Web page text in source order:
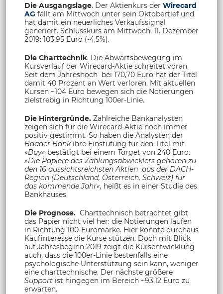
Die Ausgangslage. Der Aktienkurs der Wirecard
AG fällt am Mittwoch unter sein Oktobertief und
hat damit ein neuerliches Verkaufssignal
generiert. Schlusskurs am Mittwoch, 11. Dezember
2019: 103,95 Euro (-4,5%).
Die Charttechnik. Die Abwärtsbewegung im
Kursverlauf der Wirecard-Aktie schreitet voran.
Seit dem Jahreshoch bei 170,70 Euro hat der Titel
damit 40 Prozent an Wert verloren. Mit aktuellen
Kursen ~104 Euro bewegen sich die Notierungen
zielstrebig in Richtung 100er-Linie.
Die Hintergründe. Zahlreiche Bankanalysten
zeigen sich für die Wirecard-Aktie noch immer
positiv gestimmt. So haben die Analysten der
Baader Bank ihre Einstufung für den Titel mit
»Buy« bestätigt bei einem Target von 240 Euro.
»Die Papiere des Zahlungsabwicklers gehören zu
den 16 aussichtsreichstenAktien aus der DACH-
Region (Deutschland, Österreich, Schweiz) für
das kommende Jahr«, heißt es in einer Studie des
Bankhauses.
Die Prognose. Charttechnisch betrachtet gibt
das Papier nicht viel her: die Notierungen laufen
in Richtung 100-Euromarke. Hier könnte durchaus
Kaufinteresse die Kurse stützen. Doch mit Blick
auf Jahresbeginn 2019 zeigt die Kursentwicklung
auch, dass die 100er-Linie bestenfalls eine
psychologische Unterstützung sein kann, weniger
eine charttechnische. Der nächste größere
Support ist hingegen im Bereich ~93,12 Euro zu
erwarten.